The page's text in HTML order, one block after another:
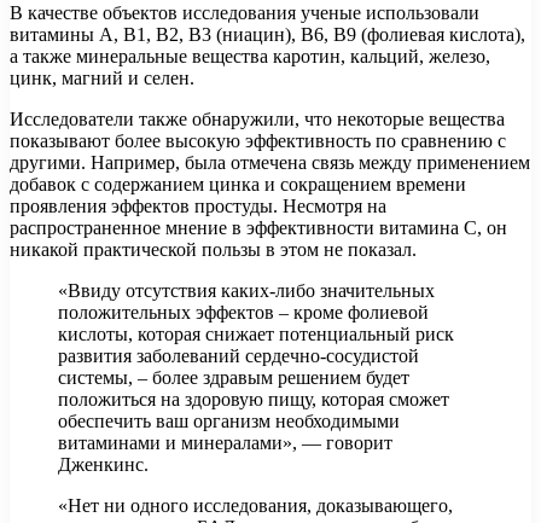
В качестве объектов исследования ученые использовали
витамины A, B1, B2, B3 (ниацин), B6, B9 (фолиевая кислота),
а также минеральные вещества каротин, кальций, железо,
цинк, магний и селен.
Исследователи также обнаружили, что некоторые вещества
показывают более высокую эффективность по сравнению с
другими. Например, была отмечена связь между применением
добавок с содержанием цинка и сокращением времени
проявления эффектов простуды. Несмотря на
распространенное мнение в эффективности витамина C, он
никакой практической пользы в этом не показал.
«Ввиду отсутствия каких-либо значительных
положительных эффектов – кроме фолиевой
кислоты, которая снижает потенциальный риск
развития заболеваний сердечно-сосудистой
системы, – более здравым решением будет
положиться на здоровую пищу, которая сможет
обеспечить ваш организм необходимыми
витаминами и минералами», — говорит
Дженкинс.
«Нет ни одного исследования, доказывающего,